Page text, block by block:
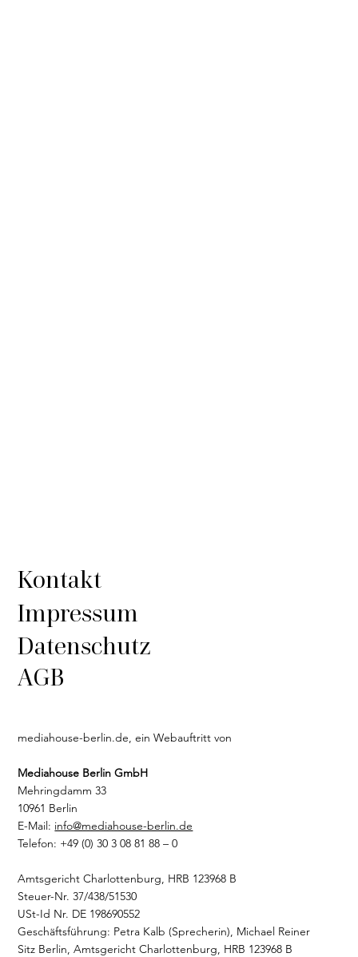
Kontakt
Impressum
Datenschutz
AGB
mediahouse-berlin.de, ein Webauftritt von
Mediahouse Berlin GmbH
Mehringdamm 33
10961 Berlin
E-Mail: info@mediahouse-berlin.de
Telefon: +49 (0) 30 3 08 81 88 – 0
Amtsgericht Charlottenburg, HRB 123968 B
Steuer-Nr. 37/438/51530
USt-Id Nr. DE 198690552
Geschäftsführung: Petra Kalb (Sprecherin), Michael Reiner
Sitz Berlin, Amtsgericht Charlottenburg, HRB 123968 B